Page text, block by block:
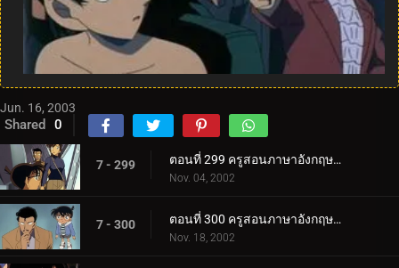
Jun. 16, 2003
Shared 0
7 - 299 ตอนที่ 299 ครูสอนภาษาอังกฤษปะทะยอดนักสืบตะวันตก (ตอนแรก)
Nov. 04, 2002
7 - 300 ตอนที่ 300 ครูสอนภาษาอังกฤษปะทะยอดนักสืบตะวันตก (ตอนจบ)
Nov. 18, 2002